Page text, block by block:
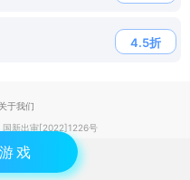
4.5折
戏
关于我们
新出审[2022]1226号